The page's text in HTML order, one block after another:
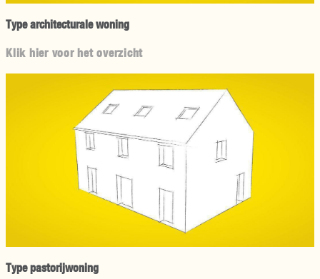
Type architecturale woning
Klik hier voor het overzicht
Type pastorijwoning